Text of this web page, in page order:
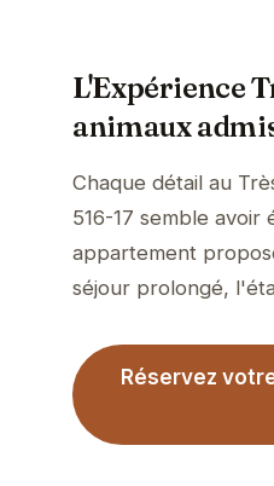
L'Expérience
animaux
Chaque détail au
516-17 semble
appartement
séjour prolongé,
Réservez